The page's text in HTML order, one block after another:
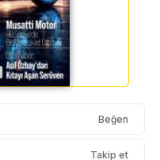
Beğen
Takip et